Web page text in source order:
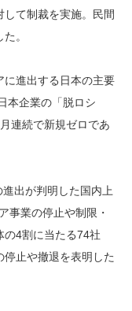
て制裁を実施。民間
。
に進出する日本の主要
本企業の「脱ロシ
連続で新規ゼロであ
出が判明した国内上
事業の停止や制限・
の4割に当たる74社
止や撤退を表明した